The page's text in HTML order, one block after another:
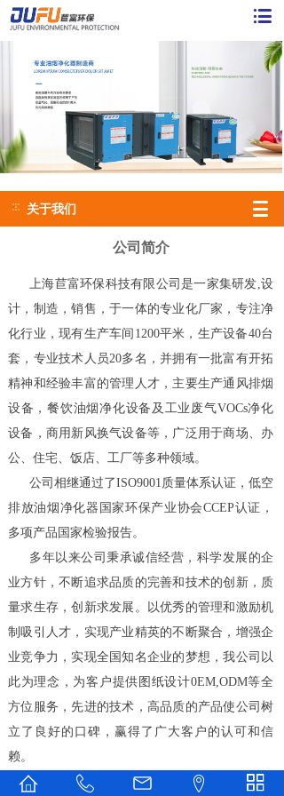
关于我们
公司简介
上海苣富环保科技有限公司是一家集研发,设
计，制造，销售，于一体的专业化厂家，专注净
化行业，现有生产车间1200平米，生产设备40台
套，专业技术人员20多名，并拥有一批富有开拓
精神和经验丰富的管理人才，主要生产通风排烟
设备，餐饮油烟净化设备及工业废气VOCs净化
设备，商用新风换气设备等，广泛用于商场、办
公、住宅、饭店、工厂等多种领域。
公司相继通过了ISO9001质量体系认证，低空
排放油烟净化器国家环保产业协会CCEP认证，
多项产品国家检验报告。
多年以来公司秉承诚信经营，科学发展的企
业方针，不断追求品质的完善和技术的创新，质
量求生存，创新求发展。以优秀的管理和激励机
制吸引人才，实现产业精英的不断聚合，增强企
业竞争力，实现全国知名企业的梦想，我公司以
此为理念，为客户提供图纸设计0EM,ODM等全
方位服务，先进的技术，高品质的产品使公司树
立了良好的口碑，赢得了广大客户的认可和信
赖。
上海苣富环保科技有限公司愿与社会各界朋